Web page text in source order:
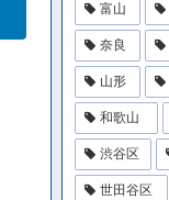
富山
奈良
山形
和歌山
渋谷区
世田谷区